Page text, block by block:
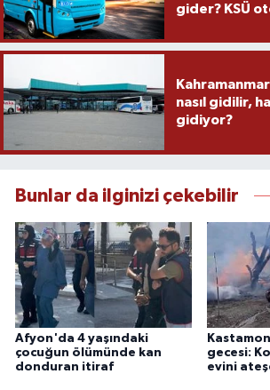
gider? KSÜ
nasıl gidilir,
gidiyor?
Bunlar da ilginizi çekebilir
Afyon'da 4 yaşındaki
çocuğun ölümünde kan
donduran itiraf
gecesi:
evini